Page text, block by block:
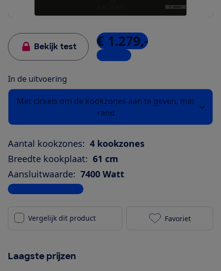
Bekijk test € 1.279,-
3 winkels
In de uitvoering
Met cirkels om de kookzones aan te geven, met
rand
Aantal kookzones: 4 kookzones
Breedte kookplaat: 61 cm
Aansluitwaarde: 7400 Watt
Bekijk alle specificaties
Vergelijk dit product Bosch
Favoriet
Laagste prijzen